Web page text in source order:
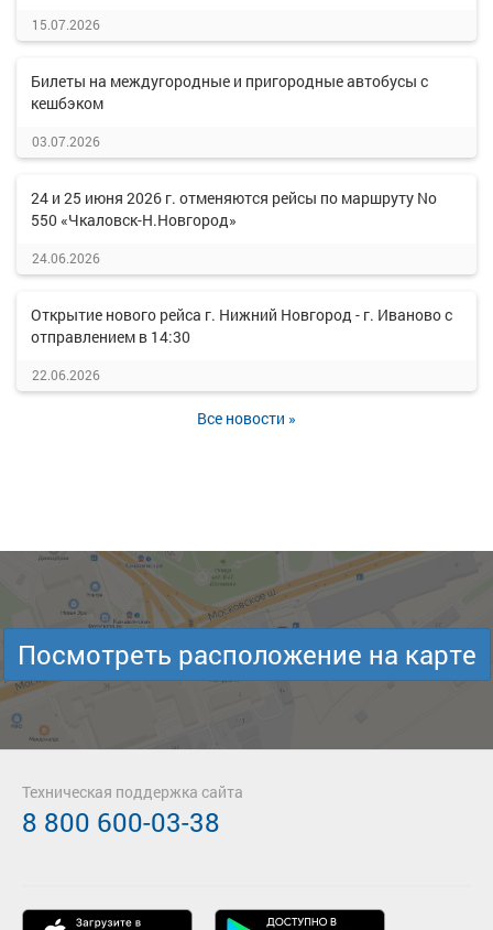
15.07.2026
Билеты на междугородные и пригородные автобусы с
кешбэком
03.07.2026
24 и 25 июня 2026 г. отменяются рейсы по маршруту No
550 «Чкаловск-Н.Новгород»
24.06.2026
Открытие нового рейса г. Нижний Новгород - г. Иваново с
отправлением в 14:30
22.06.2026
Все новости »
Посмотреть расположение на карте
Техническая поддержка сайта
8 800 600-03-38